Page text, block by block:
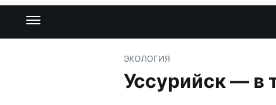
ЭКОЛОГИЯ
Уссурийск — в